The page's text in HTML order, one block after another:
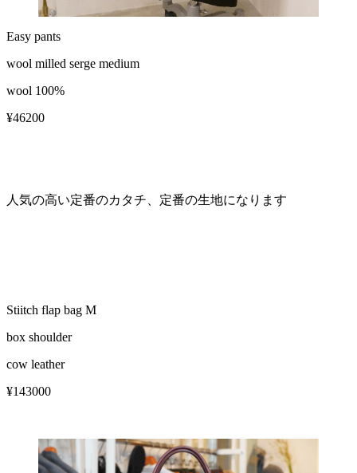
Easy pants
wool milled serge medium
wool 100%
¥46200
人気の高い定番のカタチ、定番の生地になります
Stiitch flap bag M
box shoulder
cow leather
¥143000